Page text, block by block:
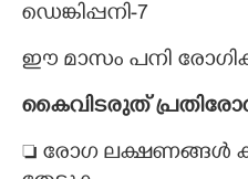
ഡെങ്കിപ്പനി-7
ഈ മാസം പനി
കൈവിടരുത്
 രോഗ ലക്ഷണങ്ങൾ